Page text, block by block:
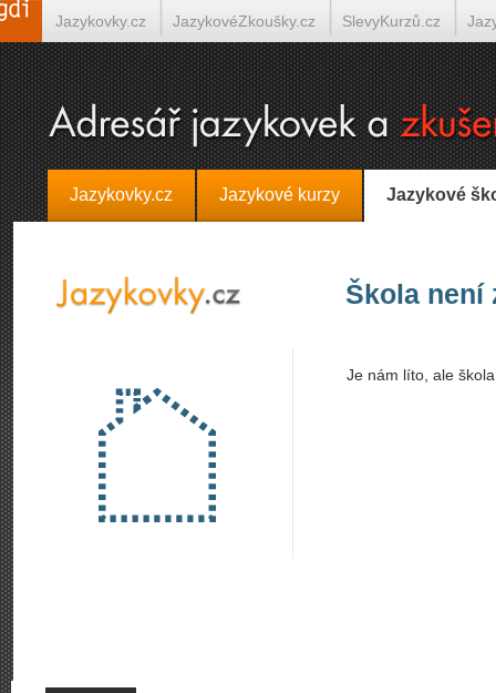
Jazykovky.cz Jazykové kurzy Jazykové
Škola není
Je nám líto, ale
Jazykovky.cz JazykovéZkoušky.cz SlevyKurzů.cz
Španělština on-line Italština on-line Tlumočení-